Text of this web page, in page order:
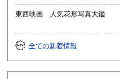
東西映画 人気花形写真大鑑
全ての新着情報